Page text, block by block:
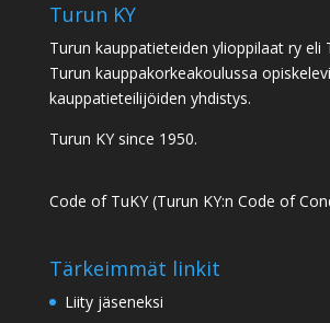
Turun KY
Turun kauppatieteiden ylioppilaat ry eli
Turun kauppakorkeakoulussa
kauppatieteilijöiden yhdistys.
Turun KY since 1950.
Code of TuKY (Turun KY:n Code of
Tärkeimmät linkit
Liity jäseneksi